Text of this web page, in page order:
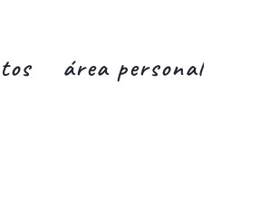
área personal